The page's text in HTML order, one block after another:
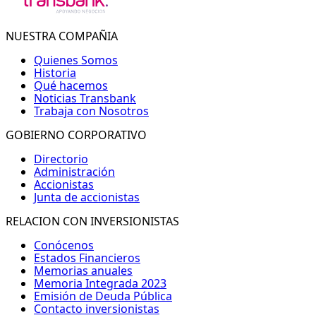
NUESTRA COMPAÑIA
Quienes Somos
Historia
Qué hacemos
Noticias Transbank
Trabaja con Nosotros
GOBIERNO CORPORATIVO
Directorio
Administración
Accionistas
Junta de accionistas
RELACION CON INVERSIONISTAS
Conócenos
Estados Financieros
Memorias anuales
Memoria Integrada 2023
Emisión de Deuda Pública
Contacto inversionistas